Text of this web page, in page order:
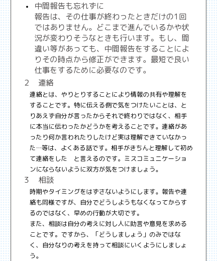
中間報告も忘れずに
報告は、その仕事が終わったときだけの1回
ではありません。どこまで進んでいるかや状
況が変わりそうなときも行います。もし、間
違い等があっても、中間報告をすることによ
りその時点から修正ができます。最短で良い
仕事をするために必要なのです。
２ 連絡
連絡とは、やりとりすることにより情報の共有や理解を
することです。特に伝える側で気をつけたいことは、と
りあえず自分が言ったからそれで終わりではなく、相手
に本当に伝わったかどうかを考えることです。連絡があ
ったり何か言われたりしたけど実は理解できていなかっ
た…等は、よくある話です。相手がきちんと理解して初め
て連絡をした と言えるのです。ミスコミュニケーショ
ンにならないように双方が気をつけましょう。
３ 相談
時期やタイミングをはずさないようにします。報告や連
絡も同様ですが、自分でどうしようもなくなってからす
るのではなく、早めの行動が大切です。
また、相談は自分の考えに対し人に助言や意見を求める
ことです。ですから、「どうしましょう」のみではな
く、自分なりの考えを持って相談にいくようにしましょ
う。